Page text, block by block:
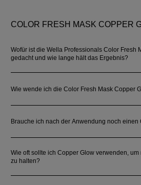
COLOR FRESH MASK COPPER
Wofür ist die Wella Professionals Color Fresh
gedacht und wie lange hält das Ergebnis?
Wie wende ich die Color Fresh Mask Copper
Brauche ich nach der Anwendung noch einen
Wie oft sollte ich Copper Glow verwenden,
zu halten?